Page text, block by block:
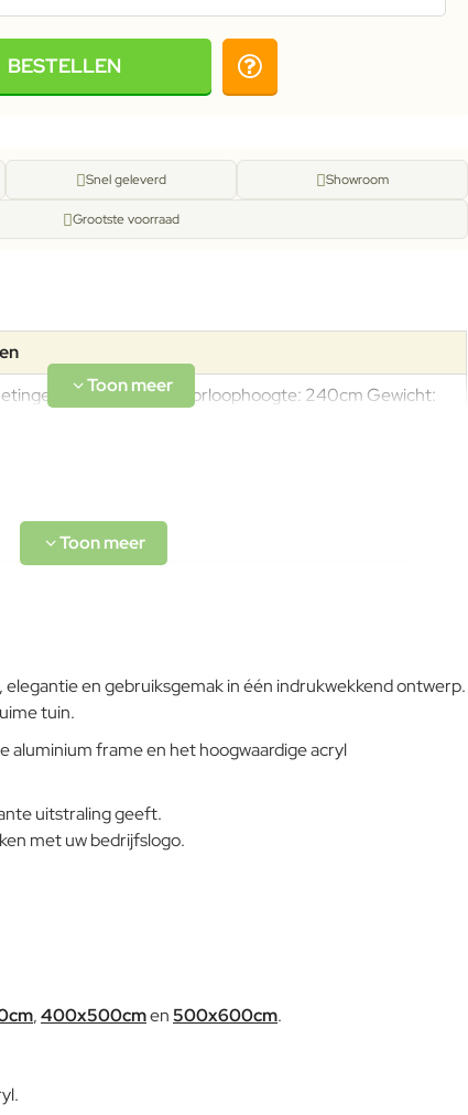
BESTELLEN
Snel geleverd Showroom
Grootste voorraad
240cm Gewicht:
en gieten, op passende wijze behandeld om de
te weerstaan en met poeder gelakt.
de reiniging vaker op plaatsen die door een grote
of een zeeklimaat worden gekenmerkt. Het wordt
of neutrale reinigingsmiddelen te reinigen. De langdurige
kunnen de originele eigenschappen van de
gekleurde polyestercoating worden aangetast. We raden
om de producten wanneer ze lange tijd niet gebruikt
wordt niet vertaald!
en gebruiksgemak in één indrukwekkend ontwerp.
tuin.
aluminium frame en het hoogwaardige acryl
uitstraling geeft.
met uw bedrijfslogo.
,400x500cmen500x600cm.